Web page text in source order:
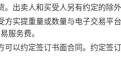
。出卖人和买受人另有约定的除
方实提重量或数量与电子交易平
服务费。
可以约定签订书面合同。约定签